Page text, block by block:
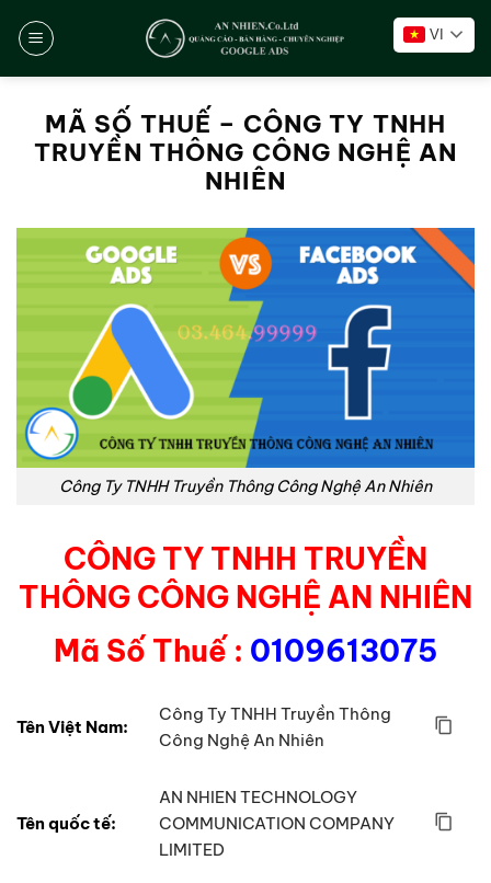
đến
VI
MÃ SỐ THUẾ – CÔNG TY TNHH
TRUYỀN THÔNG CÔNG NGHỆ AN
NHIÊN
Công Ty TNHH Truyền Thông Công Nghệ An Nhiên
CÔNG TY TNHH TRUYỀN
THÔNG CÔNG NGHỆ AN NHIÊN
Mã Số Thuế : 0109613075
Tên Việt Nam:
Công Ty TNHH Truyền Thông
Công Nghệ An Nhiên
Tên quốc tế:
AN NHIEN TECHNOLOGY
COMMUNICATION COMPANY
LIMITED